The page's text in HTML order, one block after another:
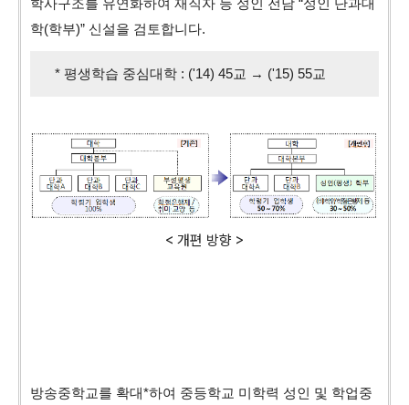
학사구조를 유연화하여 재직자 등 성인 전담 “성인 단과대
학(학부)” 신설을 검토합니다.
* 평생학습 중심대학 : ('14) 45교 → ('15) 55교
< 개편 방향 >
방송중학교를 확대*하여 중등학교 미학력 성인 및 학업중